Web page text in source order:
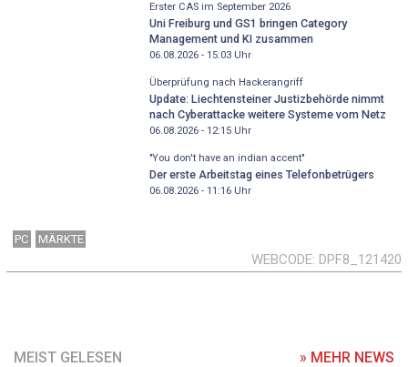
Erster CAS im September 2026
Uni Freiburg und GS1 bringen Category
Management und KI zusammen
06.08.2026 - 15:03Uhr
Überprüfung nach Hackerangriff
Update: Liechtensteiner Justizbehörde nimmt
nach Cyberattacke weitere Systeme vom Netz
06.08.2026 - 12:15Uhr
"You don't have an indian accent"
Der erste Arbeitstag eines Telefonbetrügers
06.08.2026 - 11:16Uhr
PC MÄRKTE
WEBCODE DPF8_121420
MEIST GELESEN » MEHR NEWS